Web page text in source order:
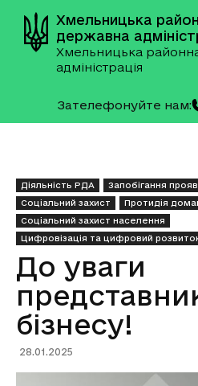
Хмельницька
державна
Хмельницька
адміністрація
Зателефонуйте нам:
Діяльність РДА Запобігання
Соціальний захист
Протидія
Соціальний захист населення
Цифровізація та цифровий
До уваги
бізнесу!
28.01.2025